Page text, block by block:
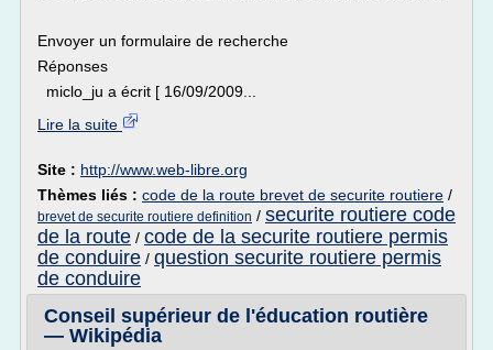
Envoyer un formulaire de recherche
Réponses
miclo_ju a écrit [ 16/09/2009...
Lire la suite
Site : http://www.web-libre.org
Thèmes liés : code de la route brevet de securite routiere /
brevet de securite routiere definition / securite routiere code
de la route / code de la securite routiere permis
de conduire / question securite routiere permis
de conduire
Conseil supérieur de l'éducation routière
— Wikipédia